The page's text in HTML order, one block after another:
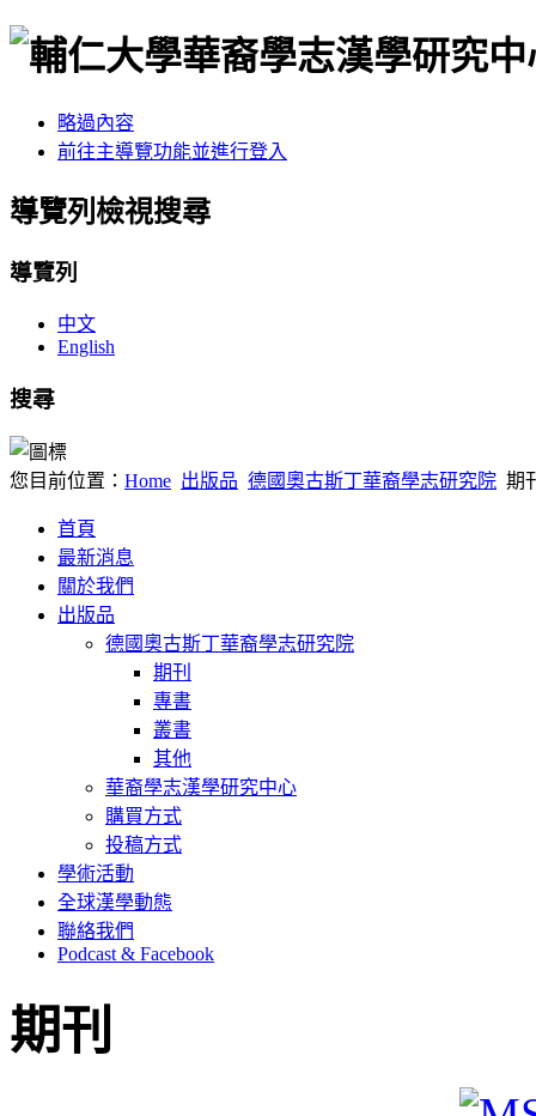
略過內容
前往主導覽功能並進行登入
導覽列檢視搜尋
導覽列
中文
English
搜尋
您目前位置： Home 出版品 德國奧古斯丁華裔學志研究院 期
首頁
最新消息
關於我們
出版品
德國奧古斯丁華裔學志研究院
期刊
專書
叢書
其他
華裔學志漢學研究中心
購買方式
投稿方式
學術活動
全球漢學動態
聯絡我們
Podcast & Facebook
期刊